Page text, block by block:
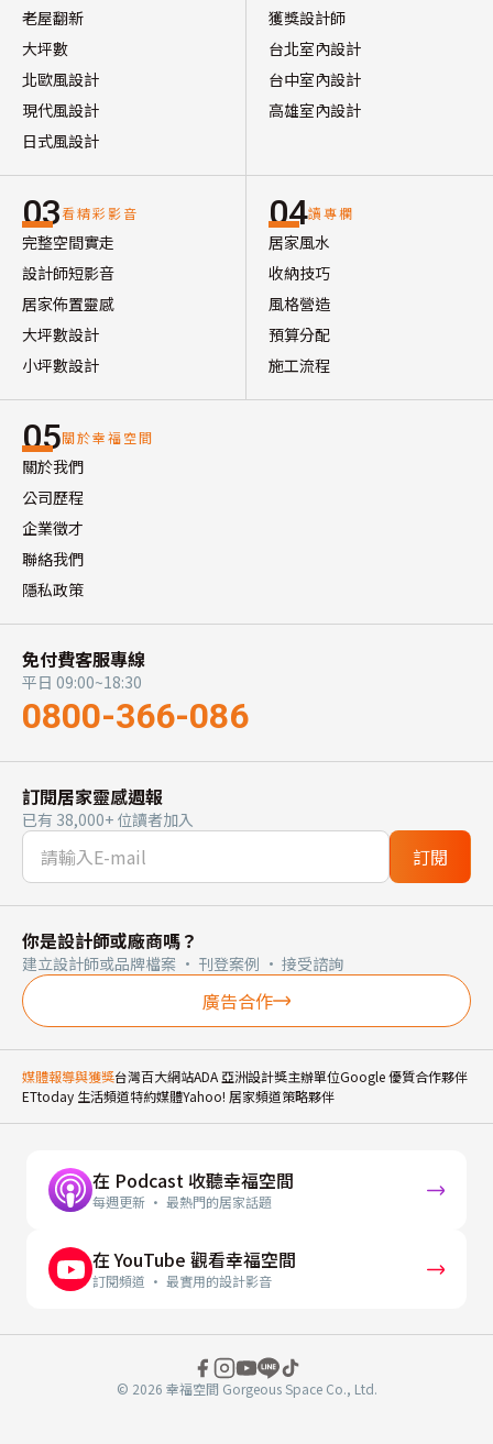
老屋翻新
大坪數
北歐風設計
現代風設計
日式風設計
獲獎設計師
台北室內設計
台中室內設計
高雄室內設計
03看精彩影音
完整空間實走
設計師短影音
居家佈置靈感
大坪數設計
小坪數設計
04讀專欄
居家風水
收納技巧
風格營造
預算分配
施工流程
05關於幸福空間
關於我們
公司歷程
企業徵才
聯絡我們
隱私政策
免付費客服專線
平日 09:00~18:30
0800-366-086
訂閱居家靈感週報
已有 38,000+ 位讀者加入
訂閱
你是設計師或廠商嗎？
建立設計師或品牌檔案 · 刊登案例 · 接受諮詢
廣告合作
媒體報導與獲獎台灣百大網站ADA 亞洲設計獎主辦單位Google 優質合作夥伴
ETtoday 生活頻道特約媒體Yahoo! 居家頻道策略夥伴
在 Podcast 收聽幸福空間
每週更新 · 最熱門的居家話題
在 YouTube 觀看幸福空間
訂閱頻道 · 最實用的設計影音
© 2026 幸福空間 Gorgeous Space Co., Ltd.